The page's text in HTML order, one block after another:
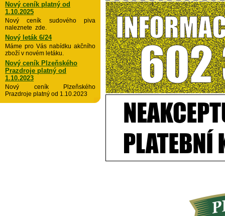
Nový ceník platný od
1.10.2025
Nový ceník sudového piva
naleznete zde.
Nový leták 6/24
Máme pro Vás nabídku akčního
zboží v novém letáku.
Nový ceník Plzeňského
Prazdroje platný od
1.10.2023
Nový ceník Plzeňského
Prazdroje platný od 1.10.2023